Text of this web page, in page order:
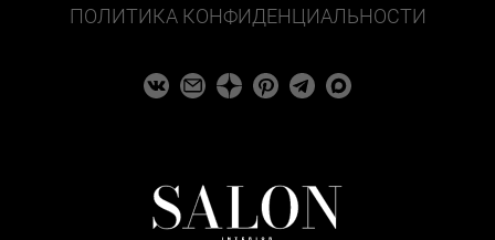
ПОЛИТИКА КОНФИДЕНЦИАЛЬНОСТИ